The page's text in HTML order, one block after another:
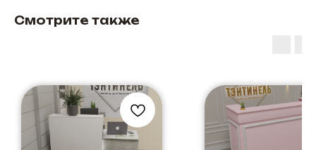
Смотрите также